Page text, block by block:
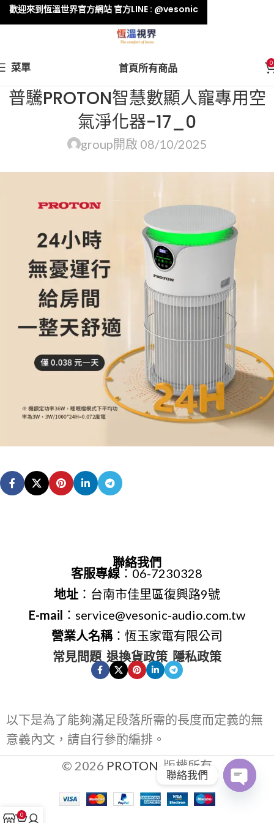
菜單 首頁所有商品 0
普驣PROTON智慧數顯人寵專用空
氣淨化器-17_0
group開啟 08/10/2025
聯絡我們
客服專線：06-7230328
地址：台南市佳里區復興路9號
E-mail ：service@vesonic-audio.com.tw
營業人名稱：恆玉家電有限公司
常見問題 退換貨政策 隱私政策
以下是為了能夠滿足段落所需的長度而定義的無
意義內文，請自行參酌編排。
© 2026 PROTON . 版權所有
歡迎來到恆溫世界官方網站 官方LINE : @vesonic
0
聯絡我們